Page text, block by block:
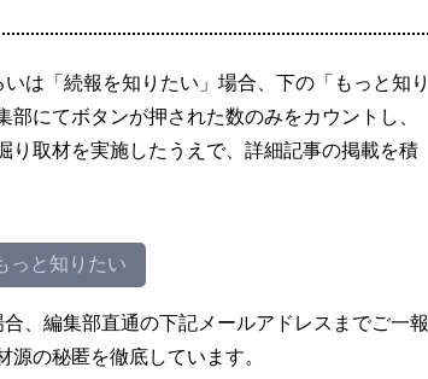
は「続報を知りたい」場合、下の「もっと知り
にてボタンが押された数のみをカウントし、
り取材を実施したうえで、詳細記事の掲載を積
っと知りたい
、編集部直通の下記メールアドレスまでご一報
の秘匿を徹底しています。